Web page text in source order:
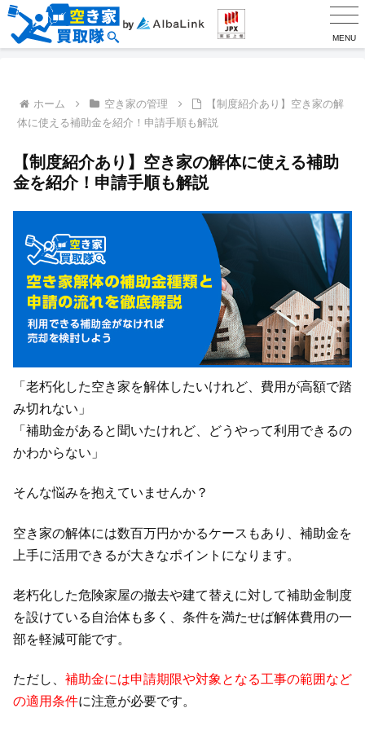
MENU
ホーム 空き家の管理
【制度紹介あり】空き家の解
体に使える補助金を紹介！申請手順も解説
【制度紹介あり】空き家の解体に使える補助
金を紹介！申請手順も解説
「老朽化した空き家を解体したいけれど、費用が高額で踏
み切れない」
「補助金があると聞いたけれど、どうやって利用できるの
かわからない」
そんな悩みを抱えていませんか？
空き家の解体には数百万円かかるケースもあり、補助金を
上手に活用できるが大きなポイントになります。
老朽化した危険家屋の撤去や建て替えに対して補助金制度
を設けている自治体も多く、条件を満たせば解体費用の一
部を軽減可能です。
ただし、 補助金には申請期限や対象となる工事の範囲など
の適用条件に注意が必要です。